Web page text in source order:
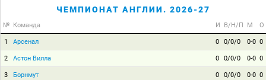
ЧЕМПИОНАТ АНГЛИИ. 2026-27
№ Команда И В/Н/П М О
1 Арсенал 0 0/0/0 0-0 0
2 Астон Вилла 0 0/0/0 0-0 0
3 Борнмут 0 0/0/0 0-0 0